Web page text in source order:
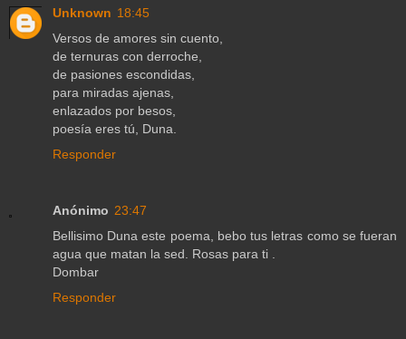
Unknown 18:45
Versos de amores sin cuento,
de ternuras con derroche,
de pasiones escondidas,
para miradas ajenas,
enlazados por besos,
poesía eres tú, Duna.
Responder
Anónimo 23:47
Bellisimo Duna este poema, bebo tus letras como se fueran
agua que matan la sed. Rosas para ti .
Dombar
Responder